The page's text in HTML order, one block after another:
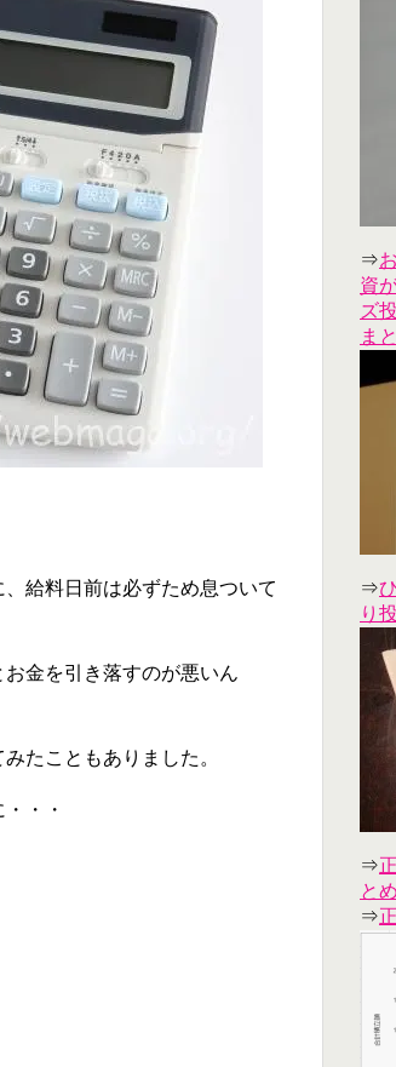
給料日前は必ずため息ついて
金を引き落すのが悪いん
たこともありました。
・・
⇒
資
ズ
ま
⇒
り
⇒
と
⇒